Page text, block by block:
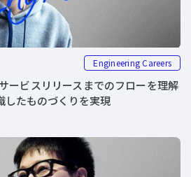
Engineering Careers
ービスリリースまでのフローを理解
したものづくりを実現